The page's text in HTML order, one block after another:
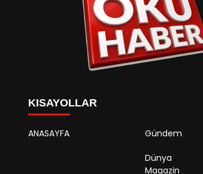
KISAYOLLAR
ANASAYFA Gündem
Dünya
Magazin